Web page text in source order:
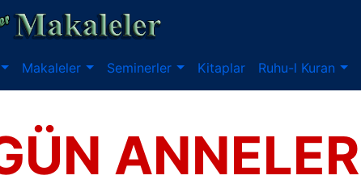
Makaleler Seminerler Kitaplar Ruhu-l Kuran
ANNELER